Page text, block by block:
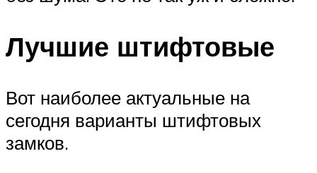
Лучшие штифтовые
Вот наиболее актуальные на
сегодня варианты штифтовых
замков.